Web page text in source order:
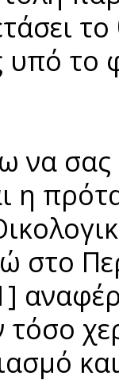
υπό
να
η
στο
τόσο